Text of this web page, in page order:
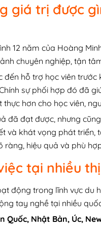
giá trị được
12 năm của Hoàng
chuyên nghiệp, tận
hỗ trợ học viên
sự phối hợp đó đã
hơn cho học viên,
đã đạt được, nhưng
và khát vọng phát triển,
hiệu quả và phù
tại nhiều
động trong lĩnh vực du
tay nghề tại nhiều
Quốc, Nhật Bản, Úc,